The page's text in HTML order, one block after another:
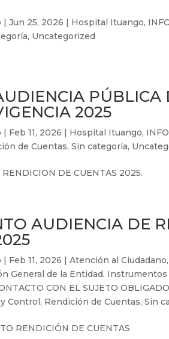
|Jun 25, 2026 | Hospital Ituango,
, Uncategorized
PÚBLICA
2025
| Feb 11, 2026 | Hospital Ituango,
de Cuentas,Sin categoría,
DE CUENTAS 2025.
AUDIENCIA DE
| Feb 11, 2026 |Atención al Ciudadano
General de la Entidad, Instrumentos
CON EL SUJETO OBLIGADO
Control, Rendición de Cuentas,Sin
RENDICIÓN DE CUENTAS